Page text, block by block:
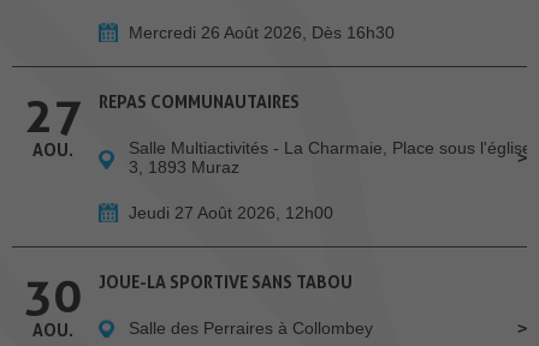
Mercredi 26 Août 2026, Dès 16h30
27
AOU.
REPAS COMMUNAUTAIRES
Salle Multiactivités - La Charmaie, Place sous l'église
3, 1893 Muraz
Jeudi 27 Août 2026, 12h00
30
AOU.
JOUE-LA SPORTIVE SANS TABOU
Salle des Perraires à Collombey